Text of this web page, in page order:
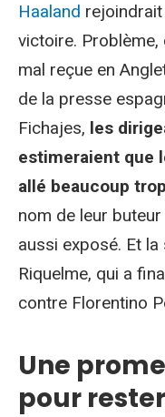
Haaland
victoire.
mal reçue en
de la presse
Fichajes, les
estimeraient que
allé beaucoup
nom de leur
aussi exposé. Et
Riquelme, qui a
contre Florentino
Une
pour